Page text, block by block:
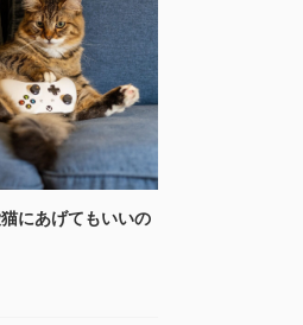
にあげてもいいの